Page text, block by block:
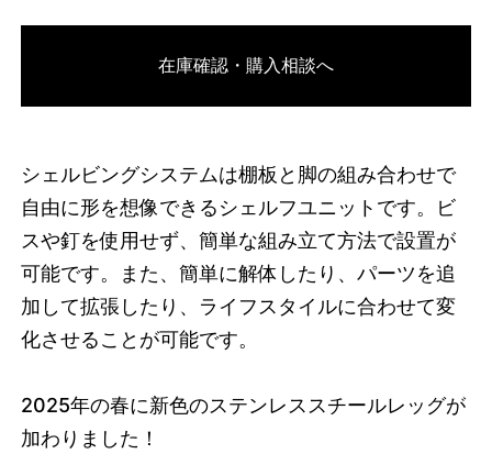
オーク/ホワイト/products/shelving-
system-s-200-3-e?variant=4659221682608868090000
在庫確認・購入相談へ
シェルビングシステムは棚板と脚の組み合わせで
自由に形を想像できるシェルフユニットです。ビ
スや釘を使用せず、簡単な組み立て方法で設置が
可能です。また、簡単に解体したり、パーツを追
加して拡張したり、ライフスタイルに合わせて変
化させることが可能です。
2025年の春に新色のステンレススチールレッグが
加わりました！